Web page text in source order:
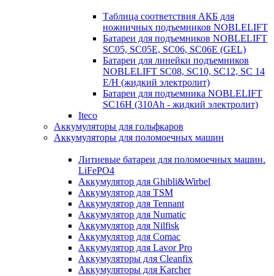
Таблица соответствия АКБ для
ножничных подъемников NOBLELIFT
Батареи для подъемников NOBLELIFT
SC05, SC05E, SC06, SC06E (GEL)
Батареи для линейки подъемников
NOBLELIFT SC08, SC10, SC12, SC 14
E/H (жидкий электролит)
Батареи для подъемника NOBLELIFT
SC16H (310Ah - жидкий электролит)
Iteco
Аккумуляторы для гольфкаров
Аккумуляторы для поломоечных машин
Литиевые батареи для поломоечных машин.
LiFePO4
Аккумулятор для Ghibli&Wirbel
Аккумулятор для TSM
Аккумулятор для Tennant
Аккумулятор для Numatic
Аккумулятор для Nilfisk
Аккумулятор для Comac
Аккумулятор для Lavor Pro
Аккумуляторы для Cleanfix
Аккумуляторы для Karcher